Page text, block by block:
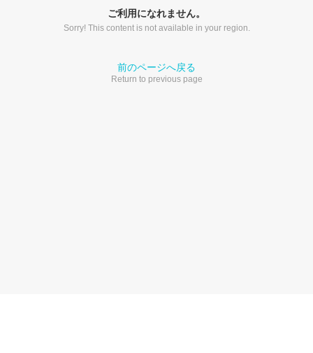
ご利用になれません。
Sorry! This content is not available in your region.
前のページへ戻る
Return to previous page